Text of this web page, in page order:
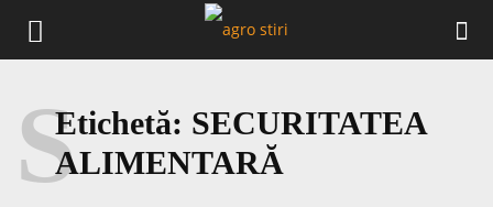
Etichetă: SECURITATEA
ALIMENTARĂ
S